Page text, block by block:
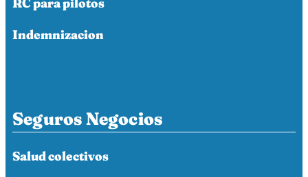
RC para pilotos
Indemnizacion
Seguros Negocios
Salud colectivos